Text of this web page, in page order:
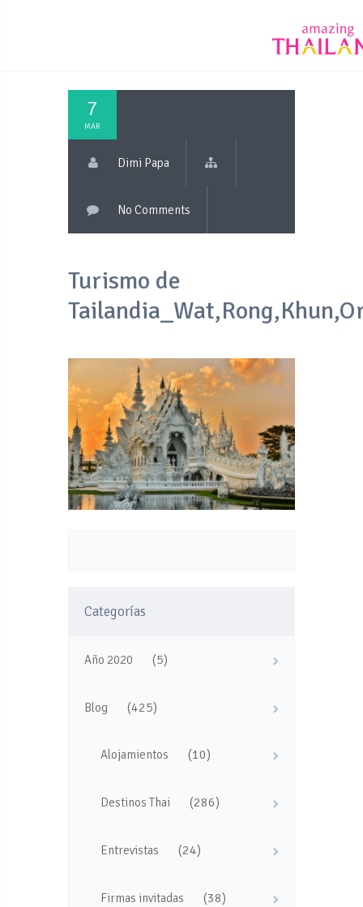
7
MAR
Dimi Papa
No Comments
Turismo de
Categorías
Año 2020 (5)
Blog (425)
Alojamientos (10)
Destinos Thai (286)
Entrevistas (24)
Firmas invitadas (38)